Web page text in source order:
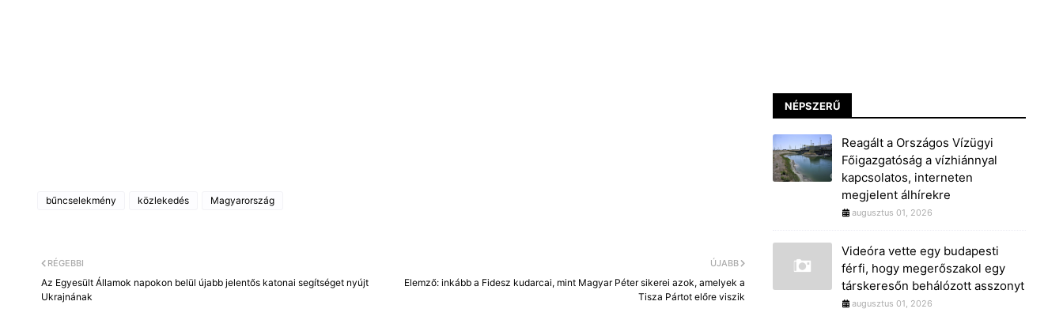
bűncselekmény közlekedés Magyarország
ÚJABB
Elemző: inkább a Fidesz kudarcai, mint Magyar Péter sikerei azok, amelyek a
Tisza Pártot előre viszik
RÉGEBBI
Az Egyesült Államok napokon belül újabb jelentős katonai segítséget nyújt
Ukrajnának
NÉPSZERŰ
Reagált a Országos Vízügyi
Főigazgatóság a vízhiánnyal
kapcsolatos, interneten
megjelent álhírekre
augusztus 01, 2026
Videóra vette egy budapesti
férfi, hogy megerőszakol egy
társkeresőn behálózott asszonyt
augusztus 01, 2026